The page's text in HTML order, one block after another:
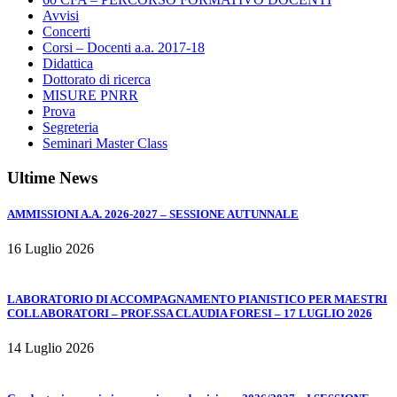
Avvisi
Concerti
Corsi – Docenti a.a. 2017-18
Didattica
Dottorato di ricerca
MISURE PNRR
Prova
Segreteria
Seminari Master Class
Ultime News
AMMISSIONI A.A. 2026-2027 – SESSIONE AUTUNNALE
16 Luglio 2026
LABORATORIO DI ACCOMPAGNAMENTO PIANISTICO PER MAESTRI
COLLABORATORI – PROF.SSA CLAUDIA FORESI – 17 LUGLIO 2026
14 Luglio 2026